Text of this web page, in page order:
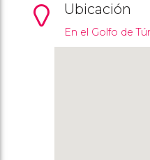
Ubicación
En el Golfo de